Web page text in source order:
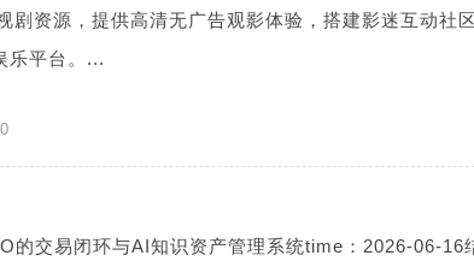
剧资源，提供高清无广告观影体验，搭建影迷互动社区
乐平台。...
的交易闭环与AI知识资产管理系统time：2026-06-16